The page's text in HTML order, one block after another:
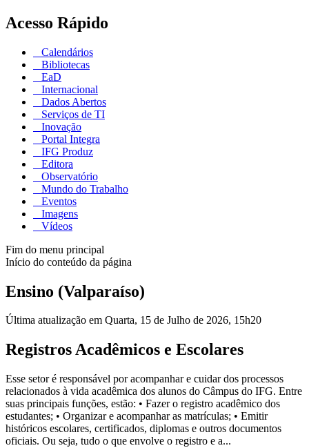
Acesso Rápido
Calendários
Bibliotecas
EaD
Internacional
Dados Abertos
Serviços de TI
Inovação
Portal Integra
IFG Produz
Editora
Observatório
Mundo do Trabalho
Eventos
Imagens
Vídeos
Fim do menu principal
Início do conteúdo da página
Ensino (Valparaíso)
Última atualização em Quarta, 15 de Julho de 2026, 15h20
Registros Acadêmicos e Escolares
Esse setor é responsável por acompanhar e cuidar dos processos
relacionados à vida acadêmica dos alunos do Câmpus do IFG. Entre
suas principais funções, estão: • Fazer o registro acadêmico dos
estudantes; • Organizar e acompanhar as matrículas; • Emitir
históricos escolares, certificados, diplomas e outros documentos
oficiais. Ou seja, tudo o que envolve o registro e a...